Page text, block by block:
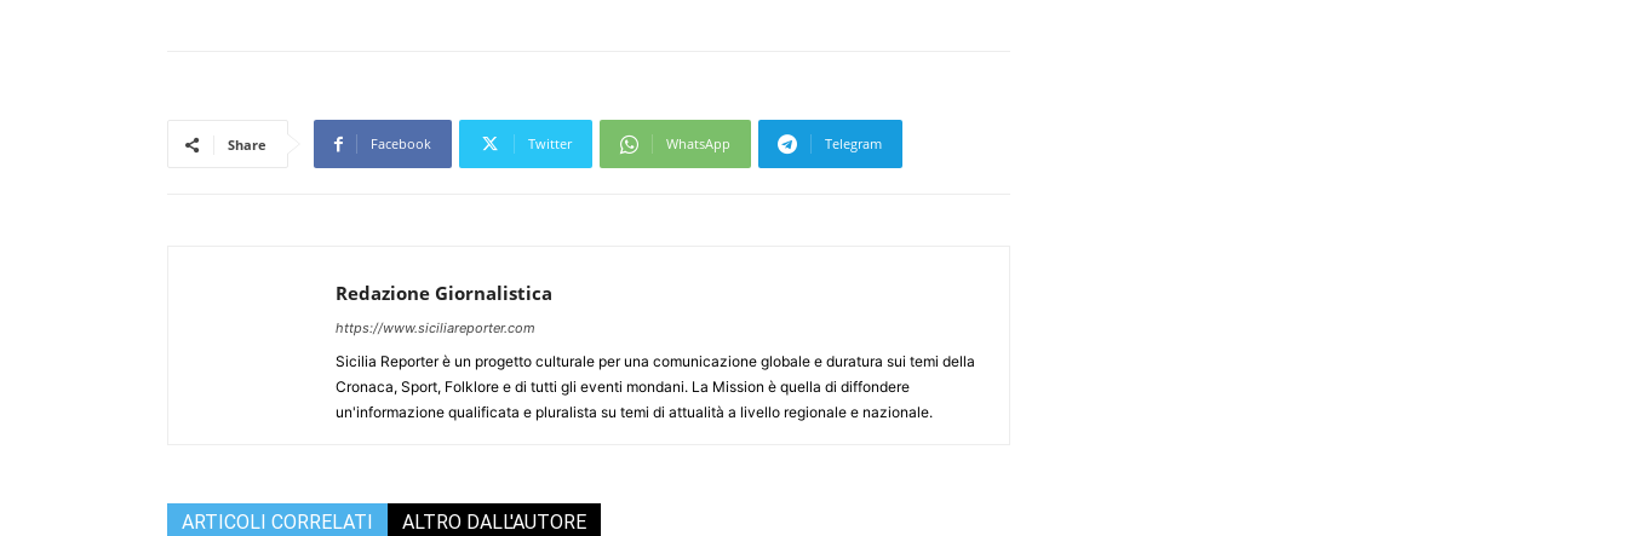
Share Facebook Twitter WhatsApp Telegram
Redazione Giornalistica
https://www.siciliareporter.com
Sicilia Reporter è un progetto culturale per una comunicazione globale e duratura sui temi della
Cronaca, Sport, Folklore e di tutti gli eventi mondani. La Mission è quella di diffondere
un'informazione qualificata e pluralista su temi di attualità a livello regionale e nazionale.
ARTICOLI CORRELATI ALTRO DALL'AUTORE